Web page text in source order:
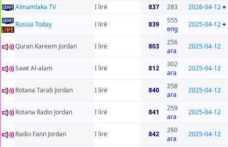
Almamlaka TV I lirë 837 283 2026-04-12+
Russia Today
I lirë 839
555
eng
2025-04-12+
Quran Kareem Jordan I lirë 803
256
ara
2025-04-12
Sawt Al-alam I lirë 812
302
ara
2025-04-12
Rotana Tarab Jordan I lirë 840
258
ara
2025-04-12
Rotana Radio Jordan I lirë 841
259
ara
2025-04-12
Radio Fann Jordan I lirë 842
260
ara
2025-04-12